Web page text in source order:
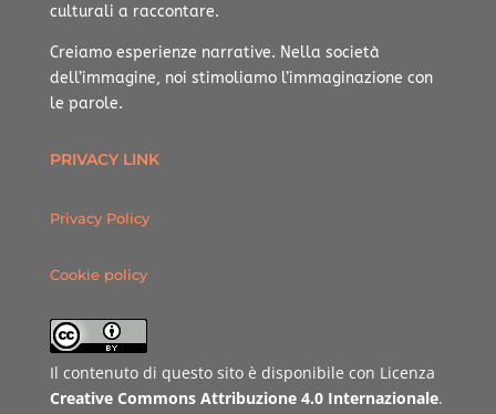
culturali a raccontare.
Creiamo esperienze narrative. Nella società
dell’immagine, noi stimoliamo l’immaginazione con
le parole.
PRIVACY LINK
Privacy Policy
Cookie policy
Il contenuto di questo sito è disponibile con Licenza
Creative Commons Attribuzione 4.0 Internazionale.